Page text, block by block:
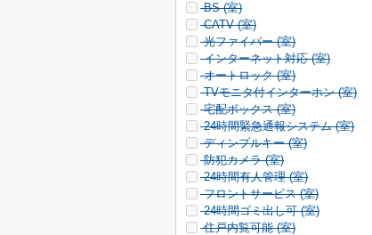
BS (室)
CATV (室)
光ファイバー (室)
インターネット対応 (室)
オートロック (室)
TVモニタ付インターホン (室)
宅配ボックス (室)
24時間緊急通報システム (室)
ディンプルキー (室)
防犯カメラ (室)
24時間有人管理 (室)
フロントサービス (室)
24時間ゴミ出し可 (室)
住戸内覧可能 (室)